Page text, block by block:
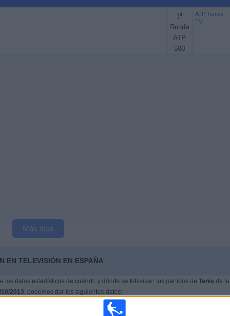
1ª
Ronda
ATP
500
ATP Tennis
TV
Más días
EN TELEVISIÓN EN ESPAÑA
los datos estadísticos de cuándo y dónde se televisan los partidos de Tenis de la
2013, podemos dar los siguientes datos: